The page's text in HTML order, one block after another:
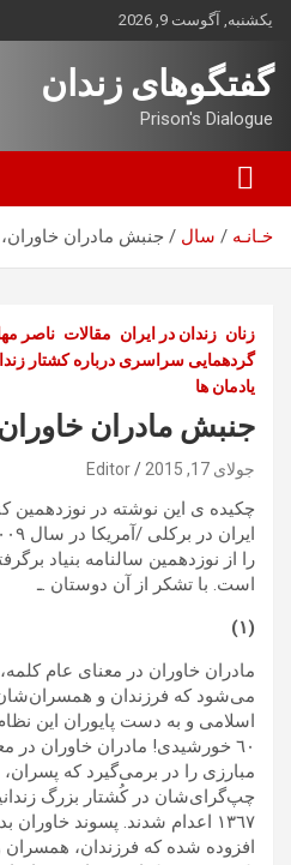
بروید
یکشنبه, آگوست 9, 2026
گفتگوهای زندان
Prison's Dialogue
خـانـه سال جنبش مادران
زنان زندان در ایران مقالات ناصر
گردهمایی سراسری درباره کشتار
یادمان ها
جنبش مادران
جولای 17, 2015 Editor
چكيده ى اين نوشته در نوزدهمين
را از نوزدهمين سالنامه بنياد
است. با تشكر از آن دوستان .ـ
(١)
مادران خاوران در معناى عام
مى‌شود كه فرزندان و
اسلامى و به دست پايوران اين
٦٠ خورشيدى! مادران خاوران در
مبارزى را در برمى‌گيرد كه
چپ‌گرا‌ى‌شان در کُشتار بزرگ
١٣٦٧ اعدام شدند. پسوند
افزوده شده كه فرزندان، همسران